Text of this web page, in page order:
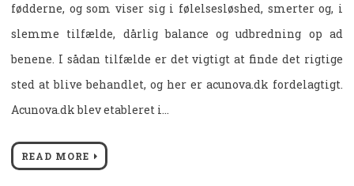
fødderne, og som viser sig i følelsesløshed, smerter og, i
slemme tilfælde, dårlig balance og udbredning op ad
benene. I sådan tilfælde er det vigtigt at finde det rigtige
sted at blive behandlet, og her er acunova.dk fordelagtigt.
Acunova.dk blev etableret i…
READ MORE